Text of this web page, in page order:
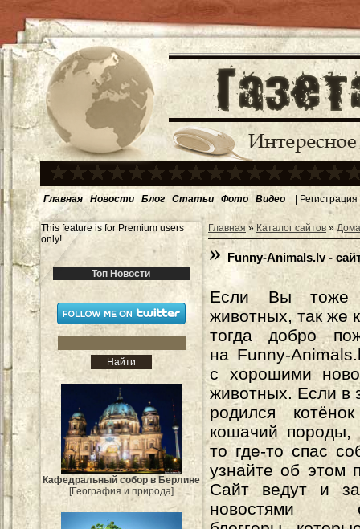
Главная Новости Блог Статьи Фото Видео | Регистрация
This feature is for Premium users
only!
Топ Новости
Кафедральный собор в Берлине
[География и природа]
Главная » Каталог сайтов »
Funny-Animals.lv -
Если Вы тоже
животных, так же
тогда добро
на Funny-
с хорошими
животных. Если в
родился
кошачий породы,
то где-то спас
узнайте об этом
Сайт ведут и
новостями